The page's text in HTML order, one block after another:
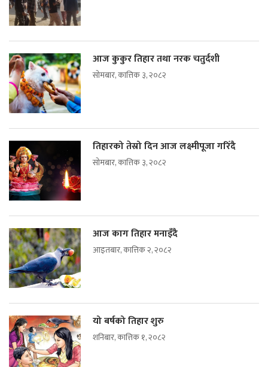
आज कुकुर तिहार तथा नरक चतुर्दशी
सोमबार, कात्तिक ३, २०८२
तिहारको तेस्रो दिन आज लक्ष्मीपूजा गरिँदै
सोमबार, कात्तिक ३, २०८२
आज काग तिहार मनाइँदै
आइतबार, कात्तिक २, २०८२
यो बर्षको तिहार शुरु
शनिबार, कात्तिक १, २०८२